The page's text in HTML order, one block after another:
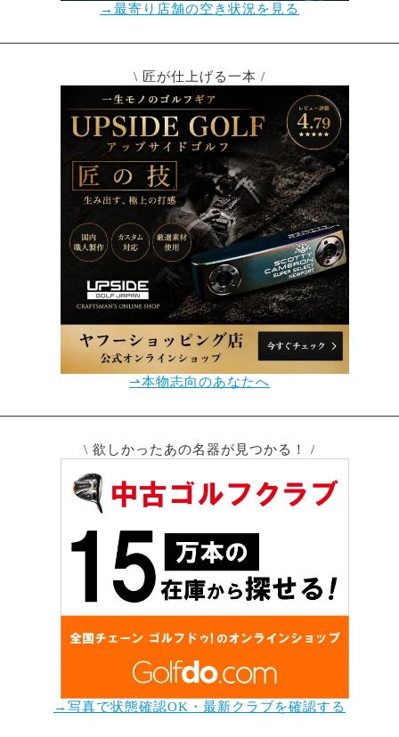
→最寄り店舗の空き状況を見る
\ 匠が仕上げる一本 /
⇀本物志向のあなたへ
\ 欲しかったあの名器が見つかる！ /
→写真で状態確認OK・最新クラブを確認する